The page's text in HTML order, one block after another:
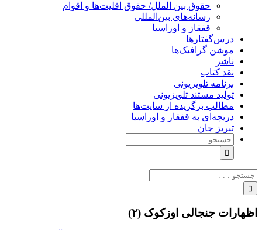
حقوق بین الملل/ حقوق اقلیت‌ها و اقوام
رسانه‌های بین‌المللی
قفقاز و اوراسیا
درس‌گفتارها
موشن گرافیک‌ها
ناشر
نقد کتاب
برنامه‌ تلویزیونی
تولید مستند تلویزیونی
مطالب برگزیده از سایت‌ها
دریچه‌ای به قفقاز و اوراسیا
تبریزِ جان
جستجو
برای:
جستجو
برای:
اظهارات جنجالی اوزکوک (۲)